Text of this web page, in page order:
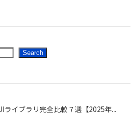
Search
ライブラリ完全比較７選【2025年...